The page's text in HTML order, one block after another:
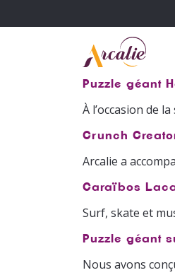
Puzzle géant
À l’occasion de
Crunch
Arcalie a
Caraïbos
Surf, skate et
Puzzle géant
Nous avons